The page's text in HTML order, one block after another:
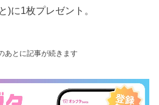
)に1枚プレゼント。
あとに記事が続きます